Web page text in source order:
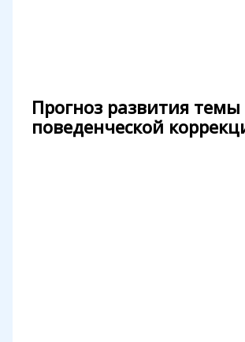
Прогноз развития темы
поведенческой